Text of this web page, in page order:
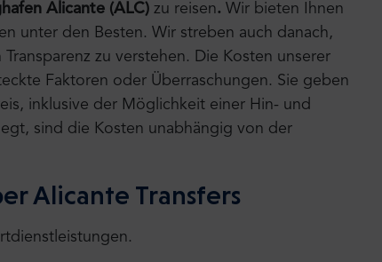
Alicante (ALC) zu reisen. Wir bieten Ihnen
unter den Besten. Wir streben auch danach,
zu verstehen. Die Kosten unserer
Faktoren oder Überraschungen. Sie geben
inklusive der Möglichkeit einer Hin- und
sind die Kosten unabhängig von der
Alicante Transfers